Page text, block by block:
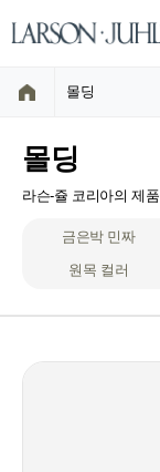
몰딩
몰딩
라슨-쥴 코리아의 제
금은박 민짜
원목 컬러